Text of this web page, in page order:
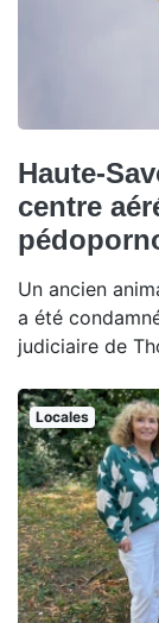
Haute-
centre
Un ancien
a été
judiciaire de
Locales